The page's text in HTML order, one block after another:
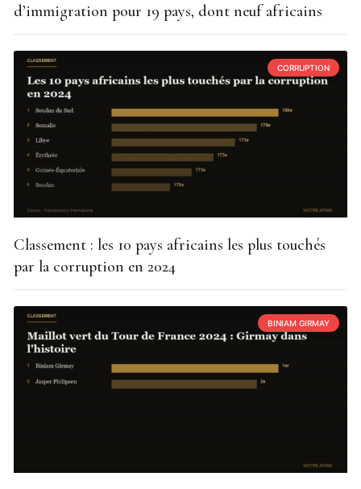
d’immigration pour 19 pays, dont neuf africains
CORRUPTION
Classement : les 10 pays africains les plus touchés
par la corruption en 2024
BINIAM GIRMAY